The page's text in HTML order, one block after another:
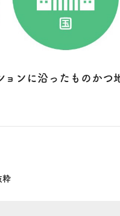
ョンに沿ったものかつ
粋